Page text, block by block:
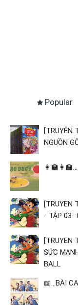
Popular
[TRUYỆN
NGUỒN
[TRUYEN
- TẬP 03-
[TRUYEN
SỨC
BALL
📖...BÀI